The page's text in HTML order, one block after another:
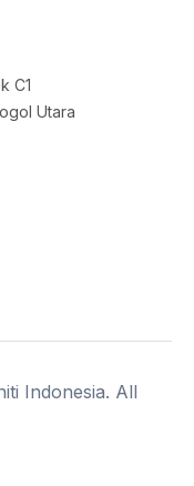
C1
Utara
Indonesia. All